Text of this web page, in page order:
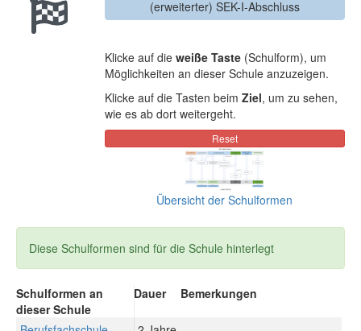
Klicke auf die weiße Taste(Schulform), um
Möglichkeiten an dieser Schule anzuzeigen.
Klicke auf die Tasten beim Ziel, um zu sehen,
wie es ab dort weitergeht.
Übersicht der Schulformen
Diese Schulformen sind für die Schule hinterlegt
Schulformen an
dieser Schule
Dauer Bemerkungen